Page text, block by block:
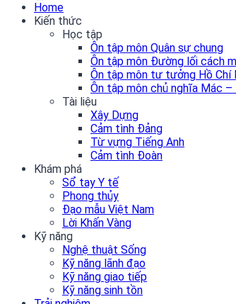
Home
Kiến thức
Học tập
Ôn tập môn Quân sự chung
Ôn tập môn Đường lối cách
Ôn tập môn tư tưởng Hồ Chí
Ôn tập môn chủ nghĩa Mác –
Tài liệu
Xây Dựng
Cảm tình Đảng
Từ vựng Tiếng Anh
Cảm tình Đoàn
Khám phá
Sổ tay Y tế
Phong thủy
Đạo mẫu Việt Nam
Lời Khấn Vàng
Kỹ năng
Nghệ thuật Sống
Kỹ năng lãnh đạo
Kỹ năng giao tiếp
Kỹ năng sinh tồn